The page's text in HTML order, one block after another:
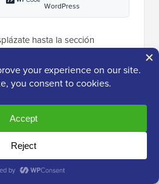
WordPress
hasta la sección
como después de cada
frontend o solo en el
código PHP en el área de
así que haz clic en
si aún no ha sido